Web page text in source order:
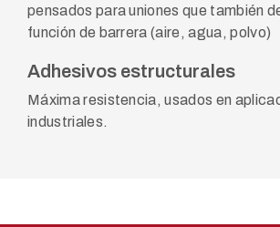
pensados para uniones que también
función de barrera (aire, agua, polvo)
Adhesivos estructurales
Máxima resistencia, usados en
industriales.